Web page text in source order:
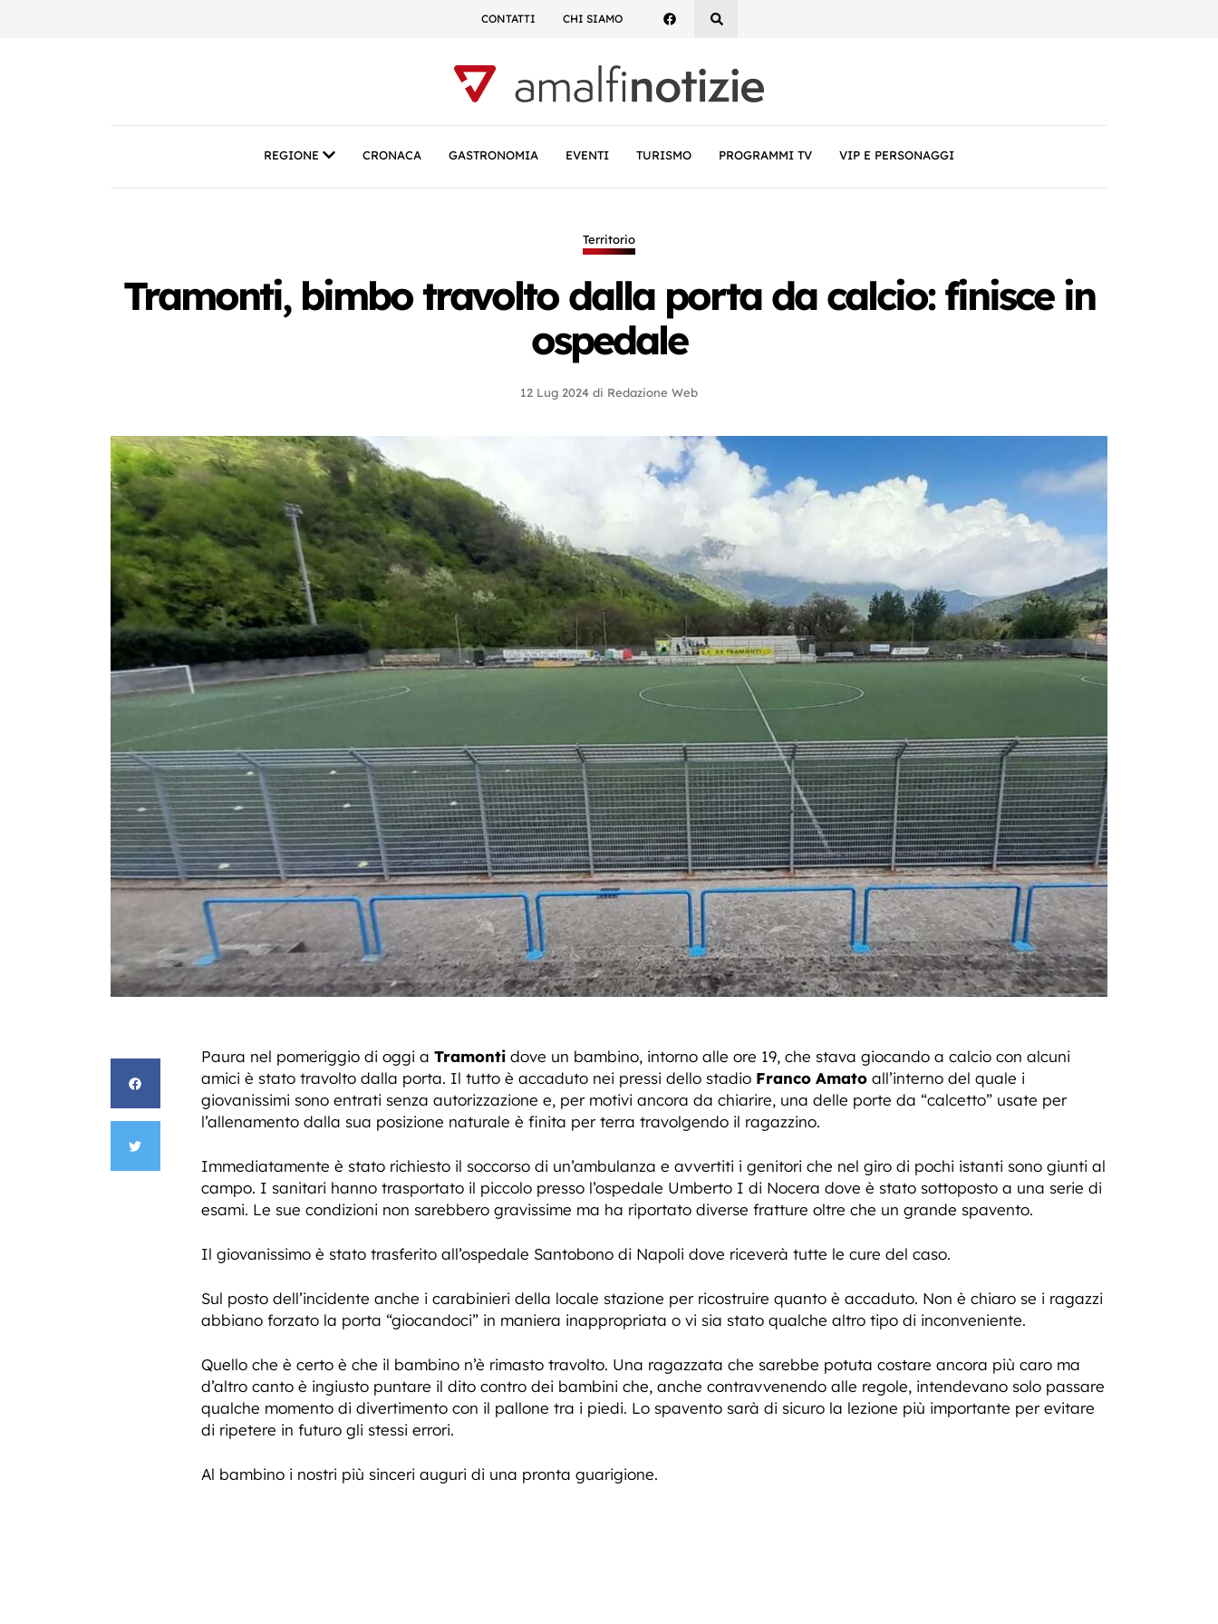
CONTATTI CHI SIAMO
REGIONE CRONACA GASTRONOMIA EVENTI TURISMO PROGRAMMI TV VIP E PERSONAGGI
Territorio
Tramonti, bimbo travolto dalla porta da calcio: finisce in
ospedale
12 Lug 2024 di Redazione Web
Paura nel pomeriggio di oggi a Tramonti dove un bambino, intorno alle ore 19, che stava giocando a calcio con alcuni
amici è stato travolto dalla porta. Il tutto è accaduto nei pressi dello stadio Franco Amato all’interno del quale i
giovanissimi sono entrati senza autorizzazione e, per motivi ancora da chiarire, una delle porte da “calcetto” usate per
l’allenamento dalla sua posizione naturale è finita per terra travolgendo il ragazzino.
Immediatamente è stato richiesto il soccorso di un’ambulanza e avvertiti i genitori che nel giro di pochi istanti sono giunti al
campo. I sanitari hanno trasportato il piccolo presso l’ospedale Umberto I di Nocera dove è stato sottoposto a una serie di
esami. Le sue condizioni non sarebbero gravissime ma ha riportato diverse fratture oltre che un grande spavento.
Il giovanissimo è stato trasferito all’ospedale Santobono di Napoli dove riceverà tutte le cure del caso.
Sul posto dell’incidente anche i carabinieri della locale stazione per ricostruire quanto è accaduto. Non è chiaro se i ragazzi
abbiano forzato la porta “giocandoci” in maniera inappropriata o vi sia stato qualche altro tipo di inconveniente.
Quello che è certo è che il bambino n’è rimasto travolto. Una ragazzata che sarebbe potuta costare ancora più caro ma
d’altro canto è ingiusto puntare il dito contro dei bambini che, anche contravvenendo alle regole, intendevano solo passare
qualche momento di divertimento con il pallone tra i piedi. Lo spavento sarà di sicuro la lezione più importante per evitare
di ripetere in futuro gli stessi errori.
Al bambino i nostri più sinceri auguri di una pronta guarigione.